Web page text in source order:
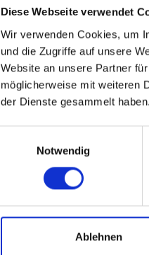
Diese Webseite verwendet
Wir verwenden Cookies, um
und die Zugriffe auf unsere
Website an unsere Partner
möglicherweise mit weiteren
der Dienste gesammelt haben.
Notwendig
Ablehnen
ELKA
ART. 076500
Colors: